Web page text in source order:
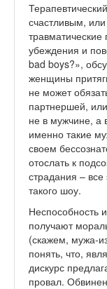
счастливым,
убеждения и
bad boys?»,
женщины
не может
партнершей,
не в мужчине, а
именно такие
своем
отослать к
страдания –
такого шоу.
Неспособность
получают
(скажем, мужа-
понять, что,
дискурс
провал.